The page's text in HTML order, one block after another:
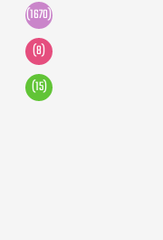
(1670)
(8)
(15)